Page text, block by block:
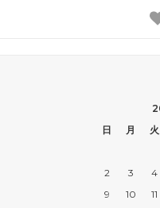
日
月 火
2
3 4
9
10 11